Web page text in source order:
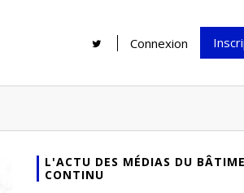
Connexion
Rénover une salle de bains :
L'ACTU DES MÉDIAS DU
CONTINU